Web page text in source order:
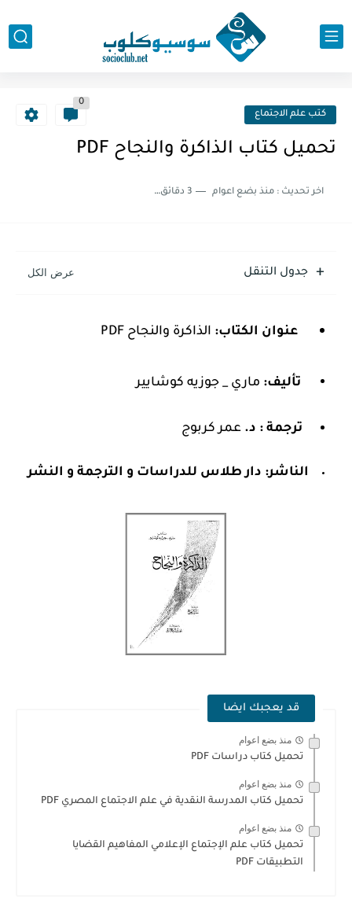
كتب علم الاجتماع
0
تحميل كتاب الذاكرة والنجاح PDF
اخر تحديث :منذ بضع اعوام 3 دقائق للقراءة
جدول التنقل
عنوان الكتاب: الذاكرة والنجاح PDF
تأليف: ماري _ جوزيه كوشايير
ترجمة : د.عمر كربوج
الناشر: دار طلاس للدراسات و الترجمة و النشر
قد يعجبك ايضا
منذ بضع اعوام
تحميل كتاب دراسات PDF
منذ بضع اعوام
تحميل كتاب المدرسة النقدية في علم الاجتماع المصري PDF
منذ بضع اعوام
تحميل كتاب علم الإجتماع الإعلامي المفاهيم القضايا
التطبيقات PDF